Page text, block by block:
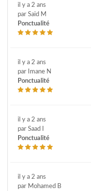
il y a 2 ans
par Said M
Ponctualité
il y a 2 ans
par Imane N
Ponctualité
il y a 2 ans
par Saad I
Ponctualité
il y a 2 ans
par Mohamed B